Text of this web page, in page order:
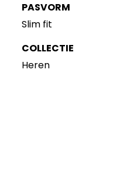
PASVORM
Slim fit
COLLECTIE
Heren